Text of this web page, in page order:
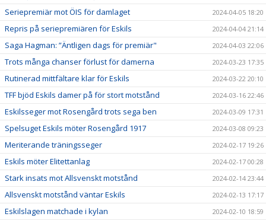
Seriepremiär mot ÖIS för damlaget 2024-04-05 18:20
Repris på seriepremiären för Eskils 2024-04-04 21:14
Saga Hagman: ”Äntligen dags för premiär" 2024-04-03 22:06
Trots många chanser förlust för damerna 2024-03-23 17:35
Rutinerad mittfältare klar för Eskils 2024-03-22 20:10
TFF bjöd Eskils damer på för stort motstånd 2024-03-16 22:46
Eskilsseger mot Rosengård trots sega ben 2024-03-09 17:31
Spelsuget Eskils möter Rosengård 1917 2024-03-08 09:23
Meriterande träningsseger 2024-02-17 19:26
Eskils möter Elitettanlag 2024-02-17 00:28
Stark insats mot Allsvenskt motstånd 2024-02-14 23:44
Allsvenskt motstånd väntar Eskils 2024-02-13 17:17
Eskilslagen matchade i kylan 2024-02-10 18:59